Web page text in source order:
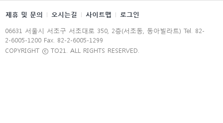
제휴 및 문의 오시는길 사이트맵
로그인
06631 서울시 서초구 서초대로 350, 2층(서초동, 동아빌라트) Tel. 82-
2-6005-1200 Fax. 82-2-6005-1299
COPYRIGHT ⓒ TO21. ALL RIGHTS RESERVED.